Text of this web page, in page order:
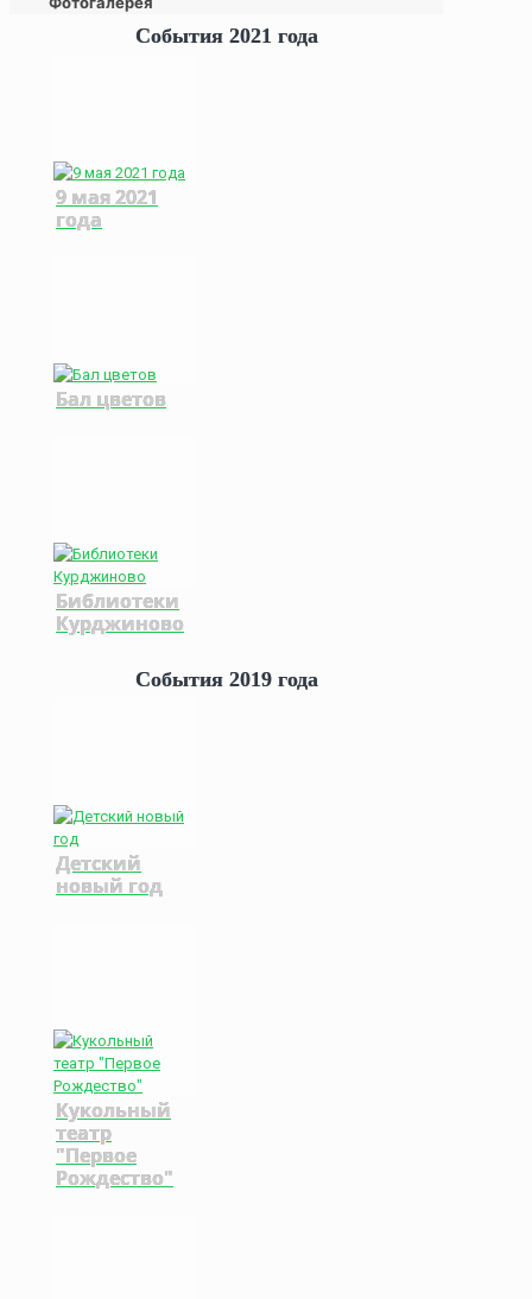
События 2021 года
9 мая 2021
года
Бал цветов
Библиотеки
Курджиново
События 2019 года
Детский
новый год
Кукольный
театр
"Первое
Рождество"